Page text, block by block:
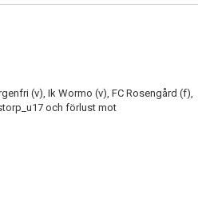
(v), Ik Wormo (v), FC Rosengård (f),
och förlust mot